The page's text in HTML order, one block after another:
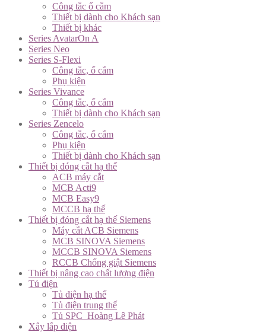
Công tắc ổ cắm
Thiết bị dành cho Khách sạn
Thiết bị khác
Series AvatarOn A
Series Neo
Series S-Flexi
Công tắc, ổ cắm
Phụ kiện
Series Vivance
Công tắc, ổ cắm
Thiết bị dành cho Khách sạn
Series Zencelo
Công tắc, ổ cắm
Phụ kiện
Thiết bị dành cho Khách sạn
Thiết bị đóng cắt hạ thế
ACB máy cắt
MCB Acti9
MCB Easy9
MCCB hạ thế
Thiết bị đóng cắt hạ thế Siemens
Máy cắt ACB Siemens
MCB SINOVA Siemens
MCCB SINOVA Siemens
RCCB Chống giật Siemens
Thiết bị nâng cao chất lượng điện
Tủ điện
Tủ điện hạ thế
Tủ điện trung thế
Tủ SPC_Hoàng Lê Phát
Xây lắp điện